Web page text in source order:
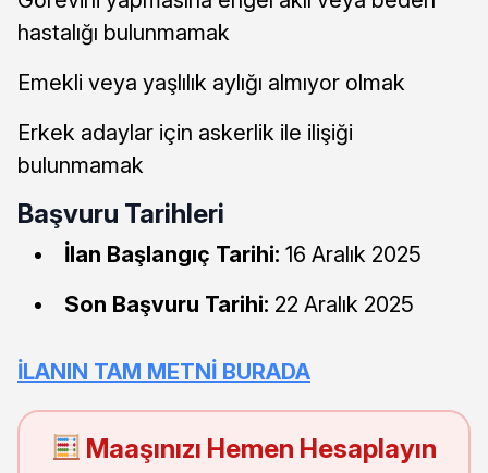
hastalığı bulunmamak
Emekli veya yaşlılık aylığı almıyor olmak
Erkek adaylar için askerlik ile ilişiği
bulunmamak
Başvuru Tarihleri
İlan Başlangıç Tarihi: 16 Aralık 2025
Son Başvuru Tarihi: 22 Aralık 2025
İLANIN TAM METNİ BURADA
Maaşınızı Hemen Hesaplayın